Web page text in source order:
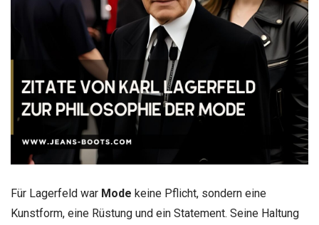
Für Lagerfeld war Mode keine Pflicht, sondern eine
Kunstform, eine Rüstung und ein Statement. Seine Haltung